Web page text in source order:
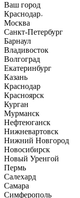
Ваш город
Краснодар
Москва
Санкт-Петербург
Барнаул
Владивосток
Волгоград
Екатеринбург
Казань
Краснодар
Красноярск
Курган
Мурманск
Нефтеюганск
Нижневартовск
Нижний Новгород
Новосибирск
Новый Уренгой
Пермь
Салехард
Самара
Симферополь